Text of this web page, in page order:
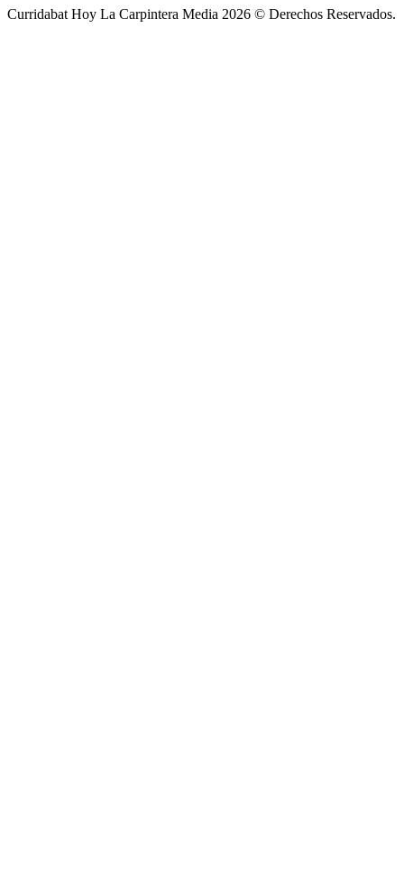
Curridabat Hoy La Carpintera Media 2026 © Derechos Reservados.